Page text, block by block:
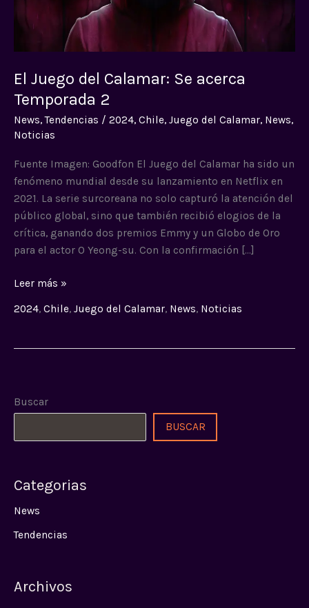
El Juego del Calamar: Se acerca
Temporada 2
News,Tendencias / 2024, Chile, Juego del Calamar, News,
Noticias
Fuente Imagen: Goodfon El Juego del Calamar ha sido un
fenómeno mundial desde su lanzamiento en Netflix en
2021. La serie surcoreana no solo capturó la atención del
público global, sino que también recibió elogios de la
crítica, ganando dos premios Emmy y un Globo de Oro
para el actor O Yeong-su. Con la confirmación […]
Leer más »
2024, Chile, Juego del Calamar, News, Noticias
Buscar
BUSCAR
Categorias
News
Tendencias
Archivos